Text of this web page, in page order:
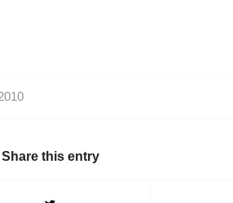
Share this entry